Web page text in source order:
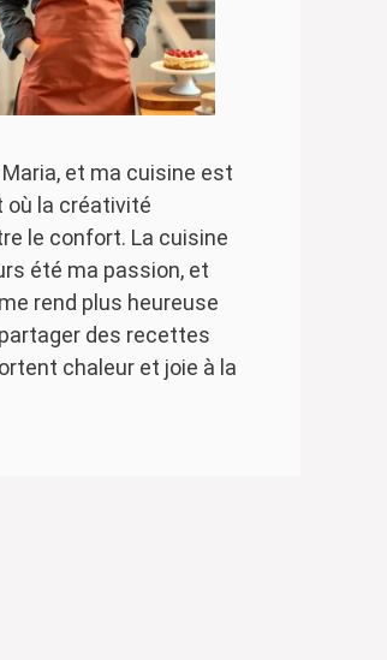
et ma cuisine est
où la créativité
le confort. La cuisine
été ma passion, et
rend plus heureuse
des recettes
chaleur et joie à la